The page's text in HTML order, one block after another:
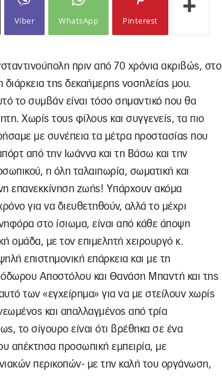
Viber WhatsApp Pinterest
πριν από 70 χρόνια ακριβώς, στο
της δεκαήμερης νοσηλείας μου.
το συμβάν είναι τόσο σημαντικό που θα
Χωρίς τους φίλους και συγγενείς, τα πιο
με συνέπεια τα μέτρα προστασίας που
από την Ιωάννα και τη Βάσω και την
η όλη ταλαιπωρία, σωματική και
επανεκκίνηση ζωής! Υπάρχουν ακόμα
για να διευθετηθούν, αλλά το μέχρι
στο ίσιωμα, είναι από κάθε άποψη
ομάδα, με τον επιμελητή χειρουργό κ.
επιστημονική επάρκεια και με τη
Αποστόλου και Θανάση Μπαντή και της
των «εγχείρημα» για να με στείλουν χωρίς
και απαλλαγμένος από τρία
το σίγουρο είναι ότι βρέθηκα σε ένα
απέκτησα προσωπική εμπειρία, με
περικοπών- με την καλή του οργάνωση,